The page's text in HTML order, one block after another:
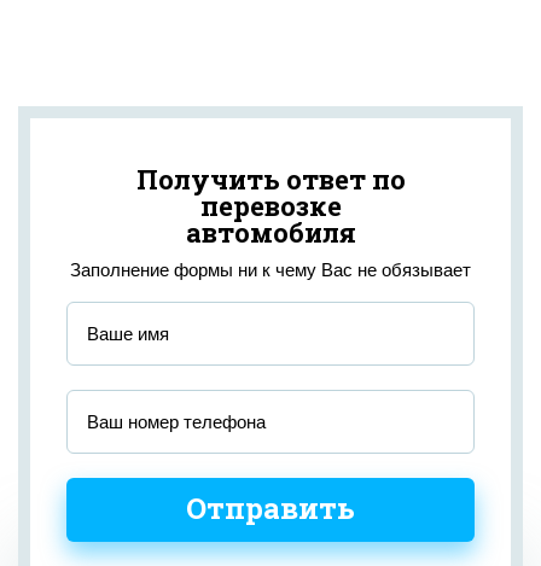
Получить ответ по
перевозке
автомобиля
Заполнение формы ни к чему Вас не обязывает
Отправить